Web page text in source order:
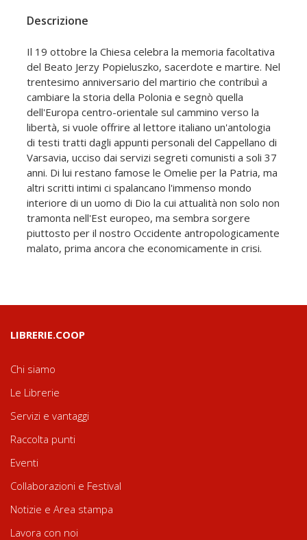
Descrizione
Il 19 ottobre la Chiesa celebra la memoria facoltativa
del Beato Jerzy Popieluszko, sacerdote e martire. Nel
trentesimo anniversario del martirio che contribuì a
cambiare la storia della Polonia e segnò quella
dell'Europa centro-orientale sul cammino verso la
libertà, si vuole offrire al lettore italiano un'antologia
di testi tratti dagli appunti personali del Cappellano di
Varsavia, ucciso dai servizi segreti comunisti a soli 37
anni. Di lui restano famose le Omelie per la Patria, ma
altri scritti intimi ci spalancano l'immenso mondo
interiore di un uomo di Dio la cui attualità non solo non
tramonta nell'Est europeo, ma sembra sorgere
piuttosto per il nostro Occidente antropologicamente
malato, prima ancora che economicamente in crisi.
LIBRERIE.COOP
Chi siamo
Le Librerie
Servizi e vantaggi
Raccolta punti
Eventi
Collaborazioni e Festival
Notizie e Area stampa
Lavora con noi